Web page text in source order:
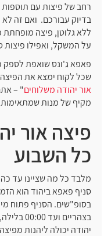
רחב של פיצות עם
בדיוק עבורכם. ואם זה
ללא גלוטן, פיצה
על המשקל, ואפילו פיצות
פאפא ג'ונס שואפת לספק
שכל לקוח ימצא את
אור יהודה משלוחים" –
מקיף של מנות
פיצה אור
כל השבוע
מלבד כל מה שציינו עד
סניף פאפא ביהוד הוא
יהודה יכולה ליהנות